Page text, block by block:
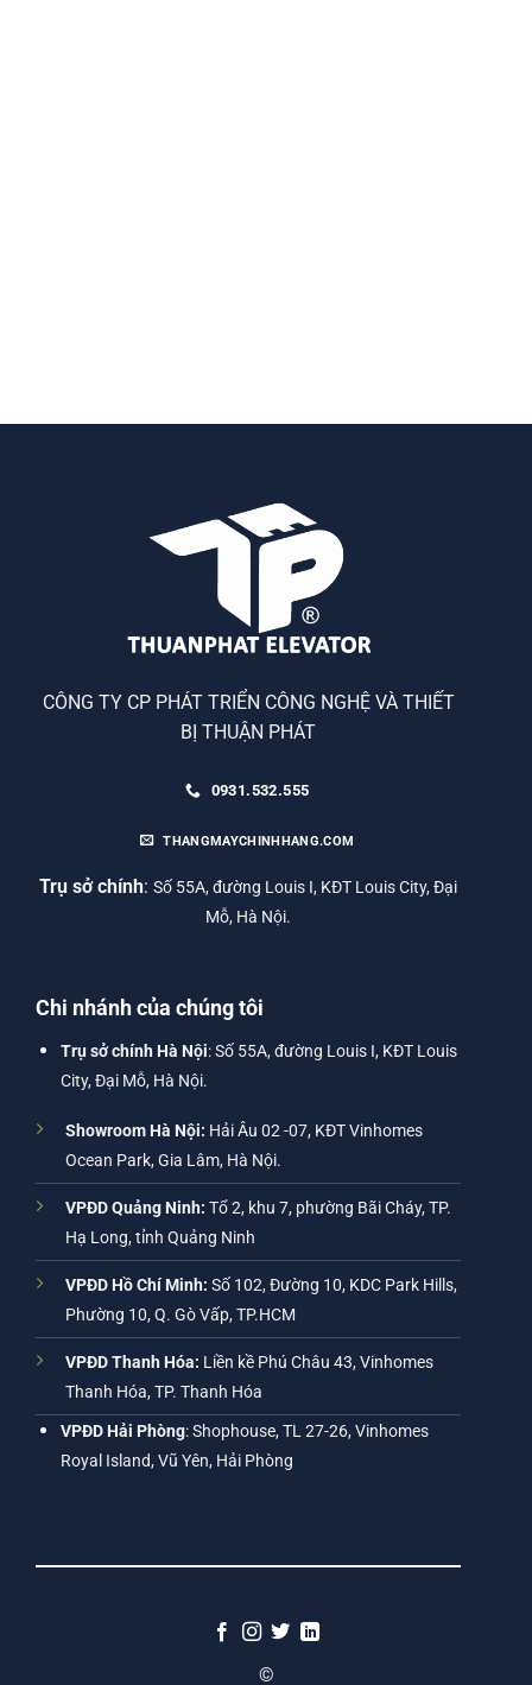
CÔNG TY CP PHÁT TRIỂN CÔNG NGHỆ VÀ THIẾT
BỊ THUẬN PHÁT
0931.532.555
THANGMAYCHINHHANG.COM
Trụ sở chính: Số 55A, đường Louis I, KĐT Louis City, Đại
Mỗ, Hà Nội.
Chi nhánh của chúng tôi
Trụ sở chính Hà Nội: Số 55A, đường Louis I, KĐT Louis
City, Đại Mỗ, Hà Nội.
Showroom Hà Nội: Hải Âu 02 -07, KĐT Vinhomes
Ocean Park, Gia Lâm, Hà Nội.
VPĐD Quảng Ninh: Tổ 2, khu 7, phường Bãi Cháy, TP.
Hạ Long, tỉnh Quảng Ninh
VPĐD Hồ Chí Minh: Số 102, Đường 10, KDC Park Hills,
Phường 10, Q. Gò Vấp, TP.HCM
VPĐD Thanh Hóa: Liền kề Phú Châu 43, Vinhomes
Thanh Hóa, TP. Thanh Hóa
VPĐD Hải Phòng: Shophouse, TL 27-26, Vinhomes
Royal Island, Vũ Yên, Hải Phòng
©